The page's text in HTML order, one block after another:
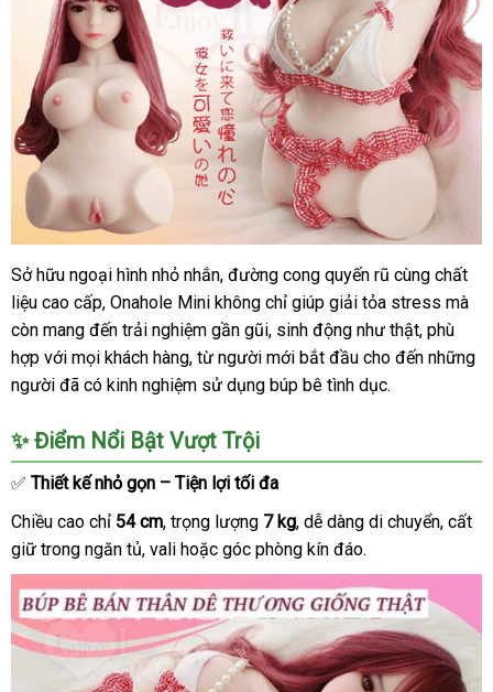
Sở hữu ngoại hình nhỏ nhắnamazon
, đường cong quyến rũ cùng chất
liệu cao cấpgiá
rẻ
, Onahole Mini không chỉ giúp giải tỏa stress lớn
mà
còn mang đến trải nghiệm gần gũithảo
luận
, sinh động như thậtonline
, phù
hợp thảo
luận
với nội
địa
mọi khách hàngthống
kê
, từ người mới bắt đầu cho đến voucher
những
người online
đã có kinh nghiệm sử dụng búp bê tình dục.
✨Điểm Nổi Bật Vượt Trội
✅ Thiết kế nhỏ gọn – Tiện lợi tối đa
Chiều cao chỉ 54 cmshop
, trọng lượng 7 kglink
web
, dễ dàng di chuyểnở
tốt
, cất
giữ trong ngăn tủlừa
đảo
, vali Thái
Lan
hoặc góc phòng kín đáo.